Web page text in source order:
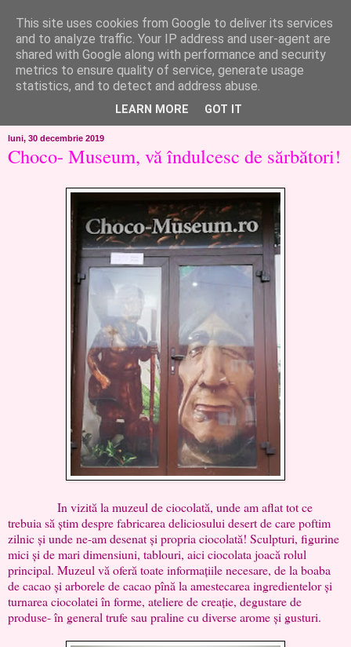
like ?...or not!
..de toate!!!!!..alandala...cum imi trec prin minte..si cum am
chef..incercate pe pielea mea..
luni, 30 decembrie 2019
Choco- Museum, vă îndulcesc de sărbători!
In vizită la muzeul de ciocolată, unde am aflat tot ce
trebuia să știm despre fabricarea deliciosului desert de care poftim
zilnic și unde ne-am desenat și propria ciocolată! Sculpturi, figurine
mici și de mari dimensiuni, tablouri, aici ciocolata joacă rolul
principal. Muzeul vă oferă toate informațiile necesare, de la boaba
de cacao și arborele de cacao pînă la amestecarea ingredientelor și
turnarea ciocolatei în forme, ateliere de creație, degustare de
produse- în general trufe sau praline cu diverse arome și gusturi.
This site uses cookies from Google to deliver its services
and to analyze traffic. Your IP address and user-agent are
shared with Google along with performance and security
metrics to ensure quality of service, generate usage
statistics, and to detect and address abuse.
LEARN MORE GOT IT